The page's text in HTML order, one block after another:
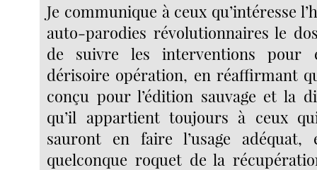
Je communique à ceux qu’intéresse
auto-parodies révolutionnaires le
de suivre les interventions pour
dérisoire opération, en réaffirmant
conçu pour l’édition sauvage et la
qu’il appartient toujours à ceux
sauront en faire l’usage
quelconque roquet de la